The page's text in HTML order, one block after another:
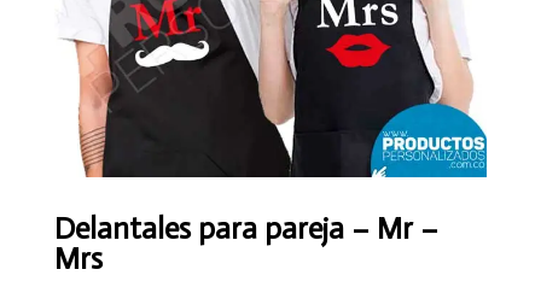
Delantales para pareja – Mr –
Mrs